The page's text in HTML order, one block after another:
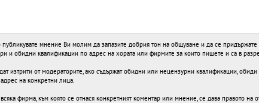
публикувате мнение Ви молим да запазите добрия тон на общуване и да се придържате
и обидни квалификации по адрес на хората или фирмите за които пишете и са в
изтрити от модераторите, ако съдържат обидни или нецензурни квалификации, обиди
на конкретни лица.
фирма, към която се отнася конкретният коментар или мнение, се дава правото на